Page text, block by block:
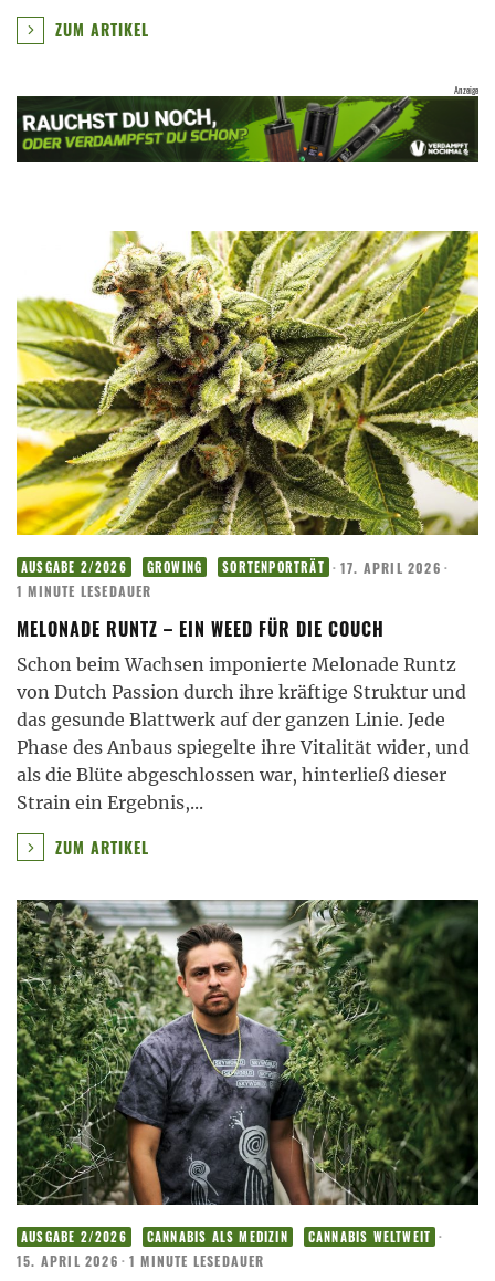
ZUM ARTIKEL
AUSGABE 2/2026 GROWING SORTENPORTRÄT · 17. APRIL 2026 ·
1 MINUTE LESEDAUER
MELONADE RUNTZ – EIN WEED FÜR DIE COUCH
Schon beim Wachsen imponierte Melonade Runtz
von Dutch Passion durch ihre kräftige Struktur und
das gesunde Blattwerk auf der ganzen Linie. Jede
Phase des Anbaus spiegelte ihre Vitalität wider, und
als die Blüte abgeschlossen war, hinterließ dieser
Strain ein Ergebnis,...
ZUM ARTIKEL
AUSGABE 2/2026 CANNABIS ALS MEDIZIN CANNABIS WELTWEIT ·
15. APRIL 2026 · 1 MINUTE LESEDAUER